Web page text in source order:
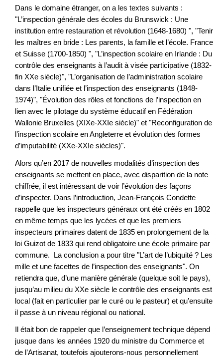
Dans le domaine étranger, on a les textes suivants :
"L’inspection générale des écoles du Brunswick : Une
institution entre restauration et révolution (1648-1680) ", "Tenir
les maîtres en bride : Les parents, la famille et l’école. France
et Suisse (1700-1850) ", "L’inspection scolaire en Irlande : Du
contrôle des enseignants à l’audit à visée participative (1832-
fin XXe siècle)", "L’organisation de l’administration scolaire
dans l’Italie unifiée et l’inspection des enseignants (1848-
1974)", "Évolution des rôles et fonctions de l’inspection en
lien avec le pilotage du système éducatif en Fédération
Wallonie Bruxelles (XIXe-XXIe siècle)" et "Reconfiguration de
l’inspection scolaire en Angleterre et évolution des formes
d’imputabilité (XXe-XXIe siècles)".
Alors qu’en 2017 de nouvelles modalités d’inspection des
enseignants se mettent en place, avec disparition de la note
chiffrée, il est intéressant de voir l’évolution des façons
d’inspecter. Dans l’introduction, Jean-François Condette
rappelle que les inspecteurs généraux ont été créés en 1802
en même temps que les lycées et que les premiers
inspecteurs primaires datent de 1835 en prolongement de la
loi Guizot de 1833 qui rend obligatoire une école primaire par
commune. La conclusion a pour titre "L’art de l’ubiquité ? Les
mille et une facettes de l’inspection des enseignants". On
retiendra que, d’une manière générale (quelque soit le pays),
jusqu’au milieu du XXe siècle le contrôle des enseignants est
local (fait en particulier par le curé ou le pasteur) et qu’ensuite
il passe à un niveau régional ou national.
Il était bon de rappeler que l’enseignement technique dépend
jusque dans les années 1920 du ministre du Commerce et
de l’Artisanat, toutefois ajouterons-nous personnellement